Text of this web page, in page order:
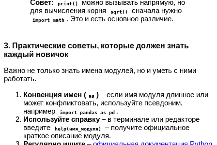
Совет: print()
можно вызывать напрямую, но
для вычисления корня
sqrt() сначала нужно
import math . Это и есть основное различие.
3. Практические советы, которые должен знать
каждый новичок
Важно не только знать имена модулей, но и уметь с ними
работать.
Конвенция имен ( as ) – если имя модуля длинное или
может конфликтовать, используйте псевдоним,
например
import pandas as pd .
Используйте справку– в терминале или редакторе
введите
help(имя_модуля)
– получите официальное
краткое описание модуля.